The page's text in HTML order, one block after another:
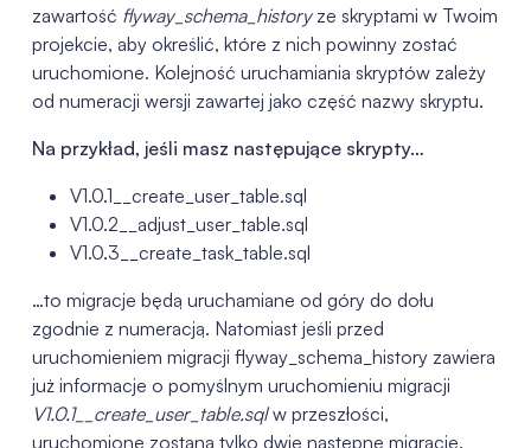
zawartość flyway_schema_historyze skryptami w Twoim
projekcie, aby określić, które z nich powinny zostać
uruchomione. Kolejność uruchamiania skryptów zależy
od numeracji wersji zawartej jako część nazwy skryptu.
Na przykład, jeśli masz następujące skrypty…
V1.0.1__create_user_table.sql
V1.0.2__adjust_user_table.sql
V1.0.3__create_task_table.sql
…to migracje będą uruchamiane od góry do dołu
zgodnie z numeracją. Natomiast jeśli przed
uruchomieniem migracji flyway_schema_history zawiera
już informacje o pomyślnym uruchomieniu migracji
V1.0.1__create_user_table.sqlw przeszłości,
uruchomione zostaną tylko dwie następne migracje.